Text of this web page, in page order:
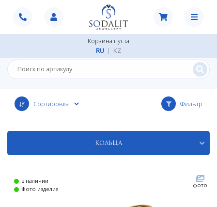
Корзина пуста
RU | KZ
Фильтр
Кольца
в наличии
Фото изделия
фото